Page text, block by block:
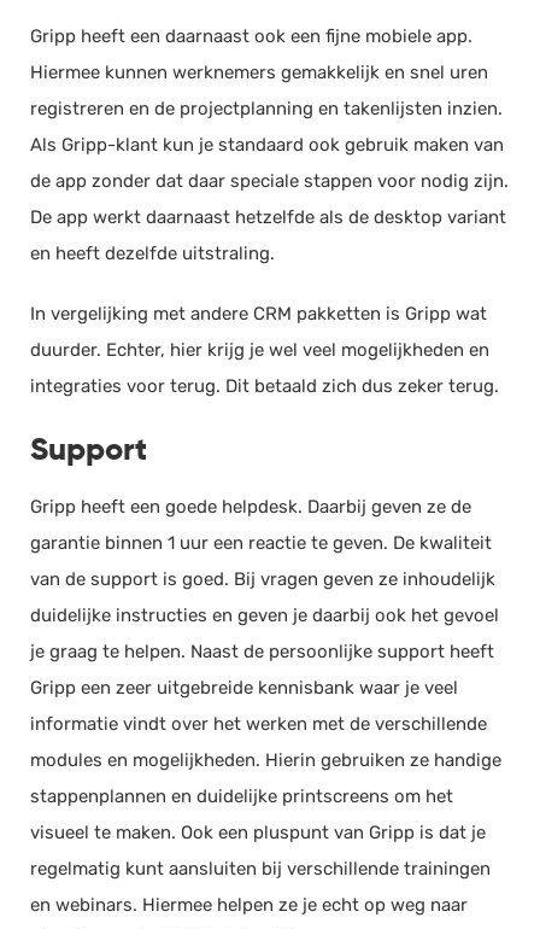
Rittenregistratie
CRM systeem
Projectmanagement
Declaraties
HRM
Inkoop
Documentbeheer
Verlof & verzuim
Personeelsdossier
Ordermanagement
Volledig in de cloud
Boekhouden
UBL ready
Mobiele app beschikbaar
BTW overzicht
Elektronische BTW aangifte
Gripp heeft een daarnaast ook een fijne mobiele app.
Hiermee kunnen werknemers gemakkelijk en snel uren
registreren en de projectplanning en takenlijsten inzien.
Als Gripp-klant kun je standaard ook gebruik maken van
de app zonder dat daar speciale stappen voor nodig zijn.
De app werkt daarnaast hetzelfde als de desktop variant
en heeft dezelfde uitstraling.
In vergelijking met andere CRM pakketten is Gripp wat
duurder. Echter, hier krijg je wel veel mogelijkheden en
integraties voor terug. Dit betaald zich dus zeker terug.
Support
Gripp heeft een goede helpdesk. Daarbij geven ze de
garantie binnen 1 uur een reactie te geven. De kwaliteit
van de support is goed. Bij vragen geven ze inhoudelijk
duidelijke instructies en geven je daarbij ook het gevoel
je graag te helpen. Naast de persoonlijke support heeft
Gripp een zeer uitgebreide kennisbank waar je veel
informatie vindt over het werken met de verschillende
modules en mogelijkheden. Hierin gebruiken ze handige
stappenplannen en duidelijke printscreens om het
visueel te maken. Ook een pluspunt van Gripp is dat je
regelmatig kunt aansluiten bij verschillende trainingen
en webinars. Hiermee helpen ze je echt op weg naar